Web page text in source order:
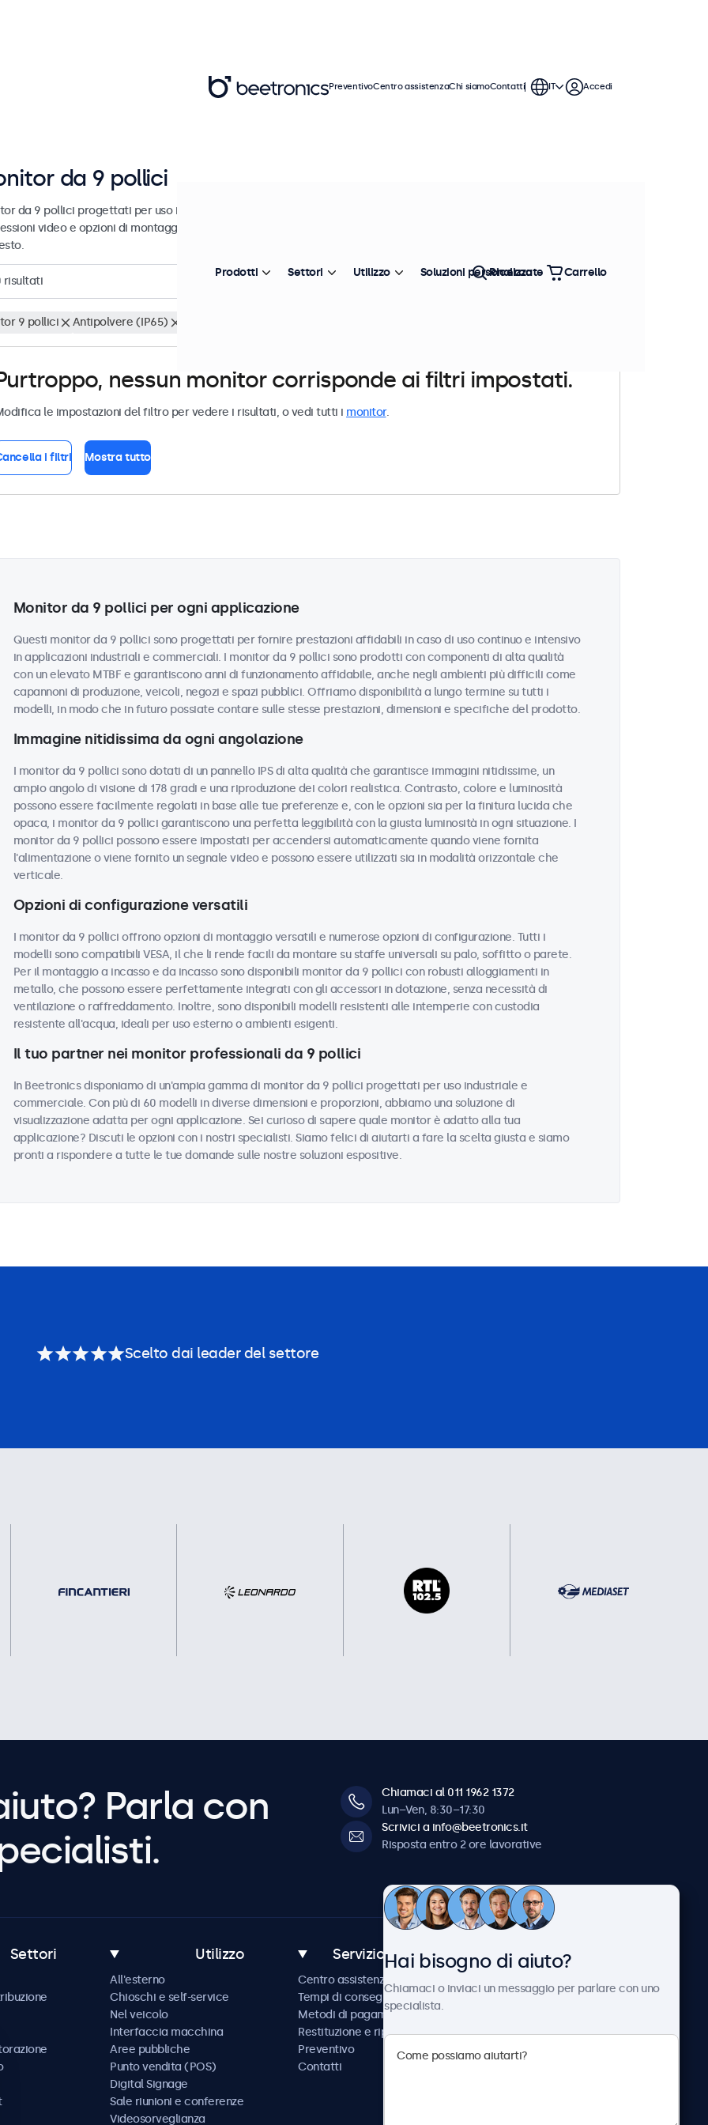
da 9 pollici
da 9 pollici progettati per uso industriale e commerciale. Questi monitor da 9 pollici offrono varie
video e opzioni di montaggio versatili, consentendo loro di integrarsi perfettamente qualsiasi
risultati Più venduto
9 pollici Antipolvere (IP65)
nessun monitor corrisponde ai filtri impostati.
le impostazioni del filtro per vedere i risultati, o vedi tutti i monitor.
i filtri Mostra tutto
Monitor da 9 pollici per ogni applicazione
Questi monitor da 9 pollici sono progettati per fornire prestazioni affidabili in caso di uso continuo e intensivo
in applicazioni industriali e commerciali. I monitor da 9 pollici sono prodotti con componenti di alta qualità
con un elevato MTBF e garantiscono anni di funzionamento affidabile, anche negli ambienti più difficili come
capannoni di produzione, veicoli, negozi e spazi pubblici. Offriamo disponibilità a lungo termine su tutti i
modelli, in modo che in futuro possiate contare sulle stesse prestazioni, dimensioni e specifiche del prodotto.
Immagine nitidissima da ogni angolazione
I monitor da 9 pollici sono dotati di un pannello IPS di alta qualità che garantisce immagini nitidissime, un
ampio angolo di visione di 178 gradi e una riproduzione dei colori realistica. Contrasto, colore e luminosità
possono essere facilmente regolati in base alle tue preferenze e, con le opzioni sia per la finitura lucida che
opaca, i monitor da 9 pollici garantiscono una perfetta leggibilità con la giusta luminosità in ogni situazione. I
monitor da 9 pollici possono essere impostati per accendersi automaticamente quando viene fornita
l'alimentazione o viene fornito un segnale video e possono essere utilizzati sia in modalità orizzontale che
verticale.
Opzioni di configurazione versatili
I monitor da 9 pollici offrono opzioni di montaggio versatili e numerose opzioni di configurazione. Tutti i
modelli sono compatibili VESA, il che li rende facili da montare su staffe universali su palo, soffitto o parete.
Per il montaggio a incasso e da incasso sono disponibili monitor da 9 pollici con robusti alloggiamenti in
metallo, che possono essere perfettamente integrati con gli accessori in dotazione, senza necessità di
ventilazione o raffreddamento. Inoltre, sono disponibili modelli resistenti alle intemperie con custodia
resistente all'acqua, ideali per uso esterno o ambienti esigenti.
Il tuo partner nei monitor professionali da 9 pollici
In Beetronics disponiamo di un'ampia gamma di monitor da 9 pollici progettati per uso industriale e
commerciale. Con più di 60 modelli in diverse dimensioni e proporzioni, abbiamo una soluzione di
visualizzazione adatta per ogni applicazione. Sei curioso di sapere quale monitor è adatto alla tua
applicazione? Discuti le opzioni con i nostri specialisti. Siamo felici di aiutarti a fare la scelta giusta e siamo
pronti a rispondere a tutte le tue domande sulle nostre soluzioni espositive.
PreventivoCentro assistenzaChi siamoContatti IT Accedi
Prodotti Settori Utilizzo Soluzioni personalizzate
Ricerca Carrello
Scelto dai leader del settore
Parla con
Chiamaci al 011 1962 1372
Lun–Ven, 8:30–17:30
Scrivici a info@beetronics.it
Risposta entro 2 ore lavorative
Settori Utilizzo
All'esterno
Chioschi e self-service
Nel veicolo
Interfaccia macchina
Aree pubbliche
Punto vendita (POS)
Digital Signage
Sale riunioni e conferenze
Videosorveglianza
Servizio Clienti
Centro assistenza
Tempi di consegna
Metodi di pagamento
Restituzione e riparazione
Preventivo
Contatti
Chi siamo
Notizie e aggiornamenti
Beetronics
Lavora con noi
Hai bisogno di aiuto?
Chiamaci o inviaci un messaggio per parlare con uno
specialista.